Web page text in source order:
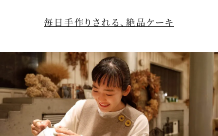
毎日手作りされる、絶品ケーキ